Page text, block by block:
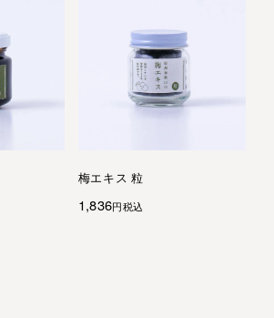
梅エキス 粒
1,836 税込